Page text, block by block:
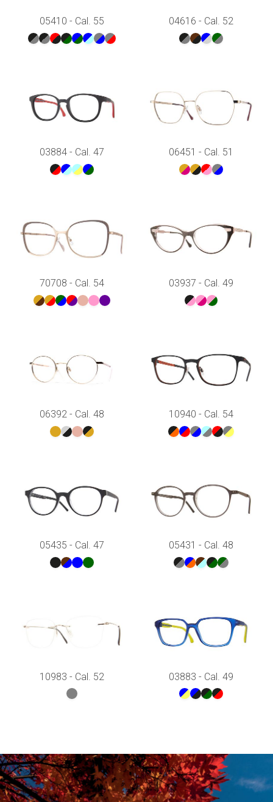
05410 - Cal. 55 04616 - Cal. 52
03884 - Cal. 47 06451 - Cal. 51
70708 - Cal. 54 03937 - Cal. 49
06392 - Cal. 48 10940 - Cal. 54
05435 - Cal. 47 05431 - Cal. 48
10983 - Cal. 52 03883 - Cal. 49